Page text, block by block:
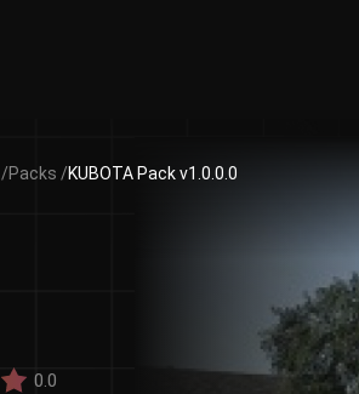
Packs /KUBOTA Pack v1.0.0.0
0.0